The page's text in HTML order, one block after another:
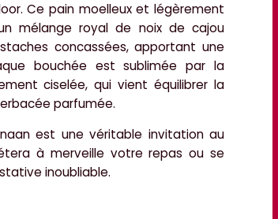
Ce pain moelleux et légèrement
mélange royal de noix de cajou
concassées, apportant une
bouchée est sublimée par la
ciselée, qui vient équilibrer la
parfumée.
est une véritable invitation au
à merveille votre repas ou se
inoubliable.